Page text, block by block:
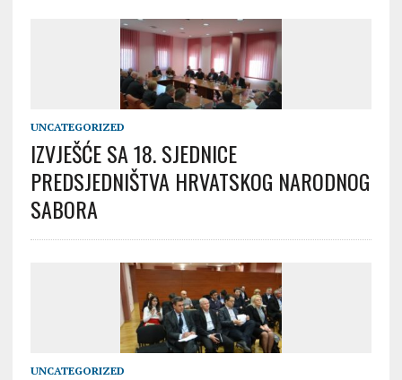
UNCATEGORIZED
IZVJEŠĆE SA 18. SJEDNICE
PREDSJEDNIŠTVA HRVATSKOG NARODNOG
SABORA
UNCATEGORIZED